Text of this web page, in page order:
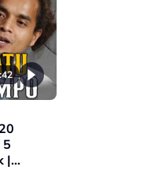
5
|